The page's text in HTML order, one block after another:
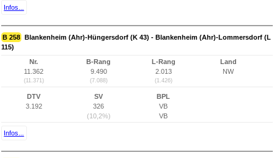
Infos...
B 258 Blankenheim (Ahr)-Hüngersdorf (K 43) - Blankenheim (Ahr)-Lommersdorf (L
115)
Nr.
11.362
(11.371)
B-Rang
9.490
(7.088)
L-Rang
2.013
(1.426)
Land
NW
DTV
3.192
SV
326
(10,2%)
BPL
VB
VB
Infos...